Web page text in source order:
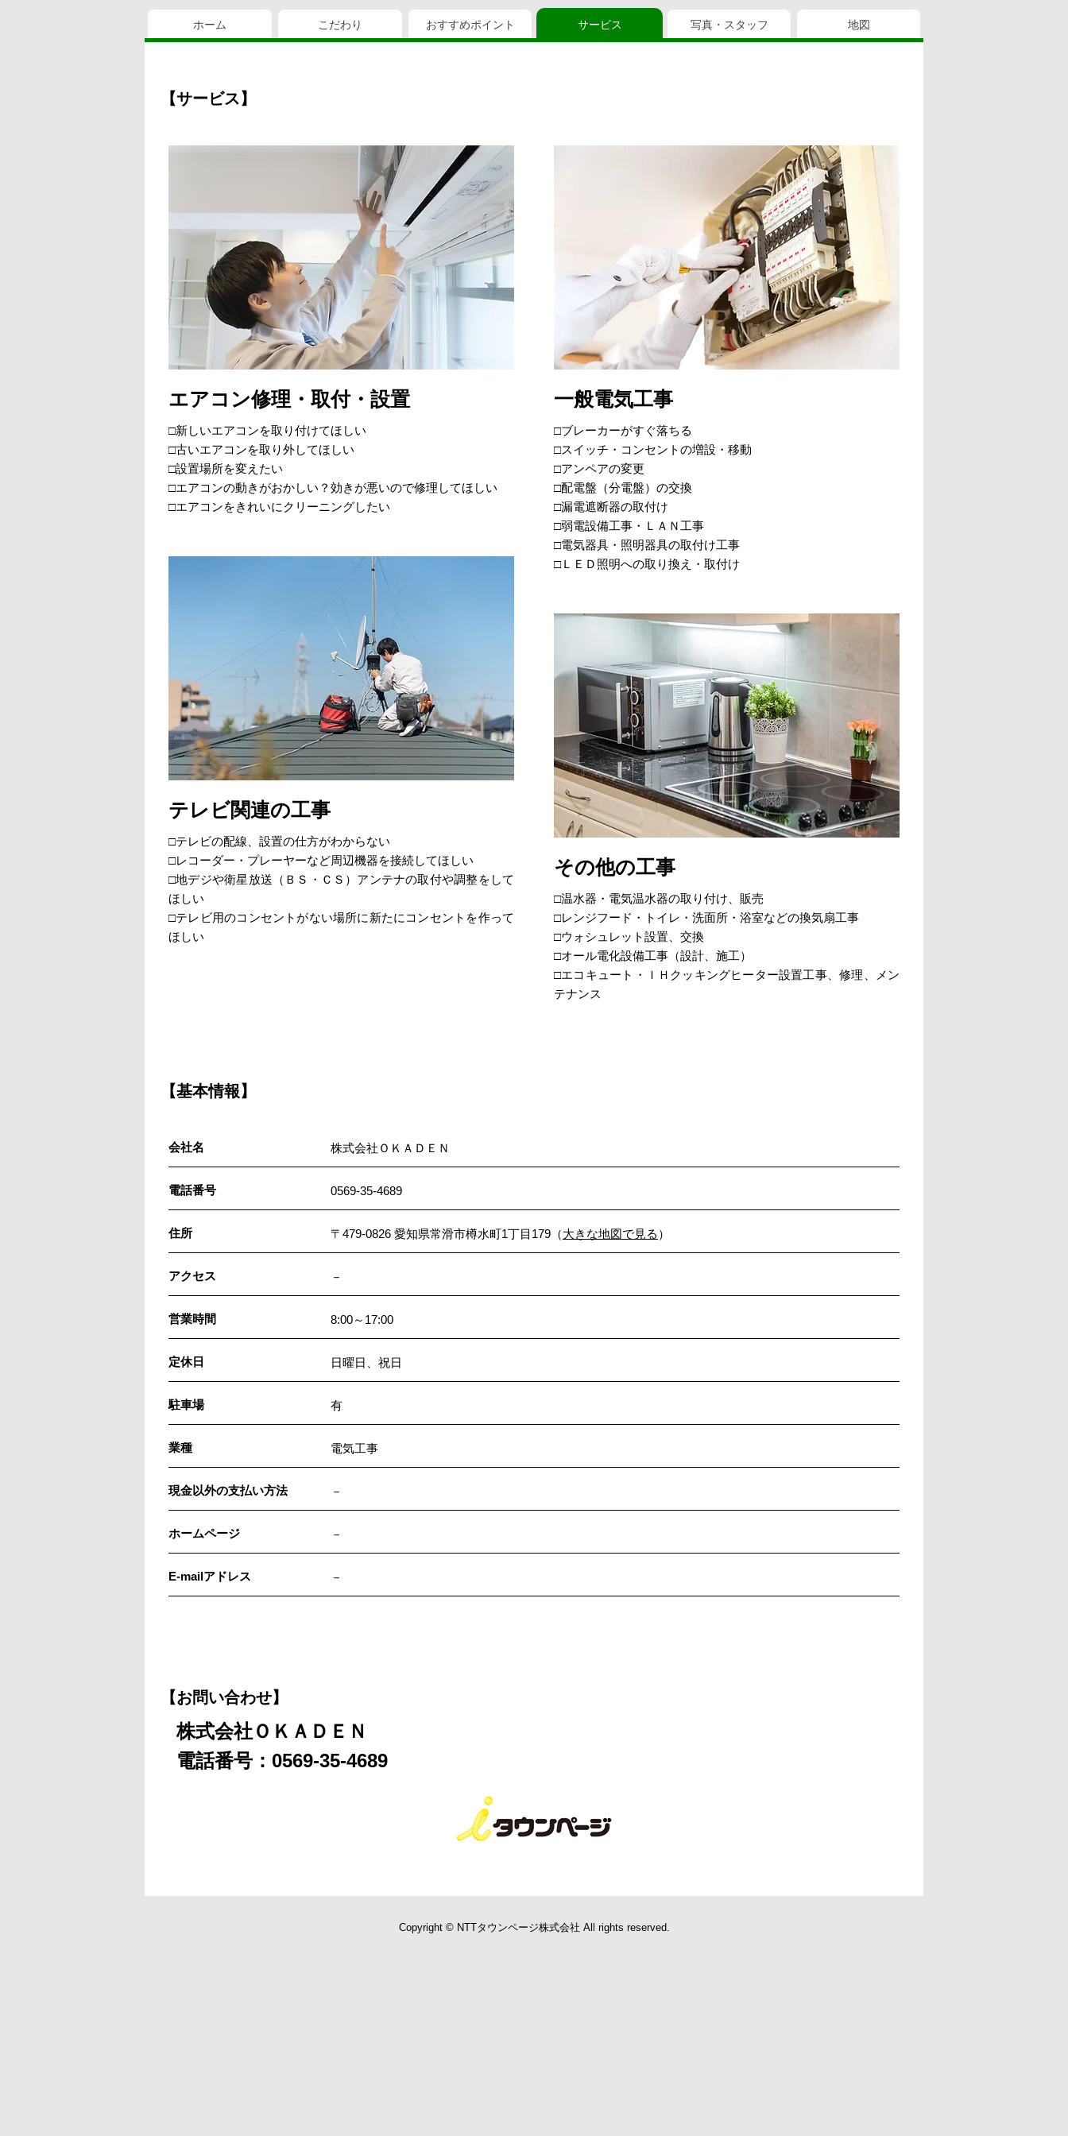
ホーム こだわり おすすめポイント サービス 写真・スタッフ 地図
【サービス】
エアコン修理・取付・設置
□新しいエアコンを取り付けてほしい
□古いエアコンを取り外してほしい
□設置場所を変えたい
□エアコンの動きがおかしい？効きが悪いので修理してほしい
□エアコンをきれいにクリーニングしたい
テレビ関連の工事
□テレビの配線、設置の仕方がわからない
□レコーダー・プレーヤーなど周辺機器を接続してほしい
□地デジや衛星放送（ＢＳ・ＣＳ）アンテナの取付や調整をして
ほしい
□テレビ用のコンセントがない場所に新たにコンセントを作って
ほしい
一般電気工事
□ブレーカーがすぐ落ちる
□スイッチ・コンセントの増設・移動
□アンペアの変更
□配電盤（分電盤）の交換
□漏電遮断器の取付け
□弱電設備工事・ＬＡＮ工事
□電気器具・照明器具の取付け工事
□ＬＥＤ照明への取り換え・取付け
その他の工事
□温水器・電気温水器の取り付け、販売
□レンジフード・トイレ・洗面所・浴室などの換気扇工事
□ウォシュレット設置、交換
□オール電化設備工事（設計、施工）
□エコキュート・ＩＨクッキングヒーター設置工事、修理、メン
テナンス
【基本情報】
会社名 株式会社ＯＫＡＤＥＮ
電話番号 0569-35-4689
住所 〒479-0826 愛知県常滑市樽水町1丁目179（大きな地図で見る ）
アクセス －
営業時間 8:00～17:00
定休日 日曜日、祝日
駐車場 有
業種 電気工事
現金以外の支払い方法 －
ホームページ －
E-mailアドレス －
【お問い合わせ】
株式会社ＯＫＡＤＥＮ
電話番号：0569-35-4689
Copyright © NTTタウンページ株式会社 All rights reserved.